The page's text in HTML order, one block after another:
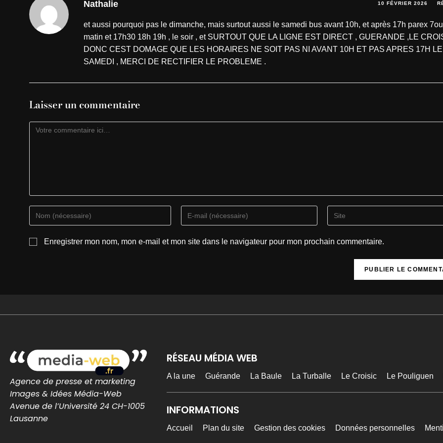
Nathalie 10 FÉVRIER 2026
et aussi pourquoi pas le dimanche, mais surtout aussi le samedi bus avant 10h, et après 17h parex
matin et 17h30 18h 19h , le soir , et SURTOUT QUE LA LIGNE EST DIRECT , GUERANDE ,LE
DONC CEST DOMAGE QUE LES HORAIRES NE SOIT PAS NI AVANT 10H ET PAS APRES 17H LE
SAMEDI , MERCI DE RECTIFIER LE PROBLEME .
Laisser un commentaire
Enregistrer mon nom, mon e-mail et mon site dans le navigateur pour mon prochain commentaire.
Agence de presse et marketing
Images & Idées Média-Web
Avenue de l’Université 24 CH-1005
Lausanne
RÉSEAU MÉDIA WEB
A la une Guérande La Baule La Turballe Le Croisic Le Pouliguen
INFORMATIONS
Accueil Plan du site Gestion des cookies Données personnelles